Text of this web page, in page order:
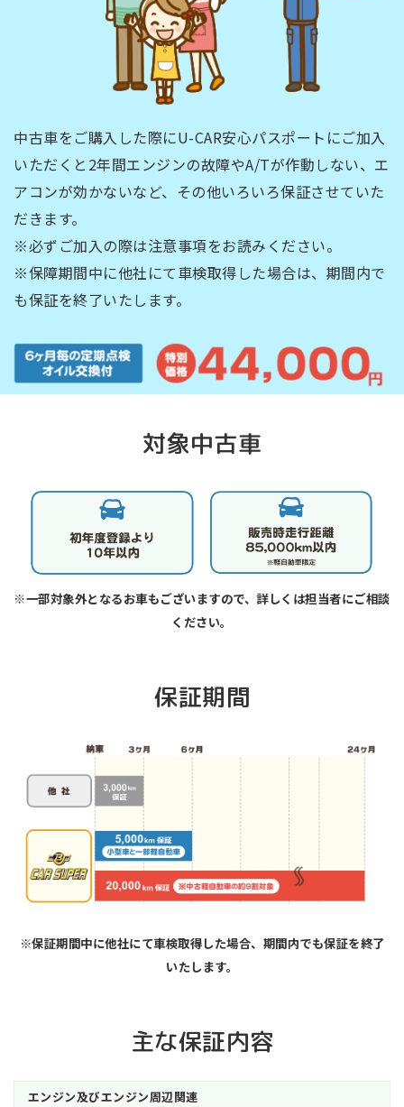
中古車をご購入した際にU-CAR安心パスポートにご加入
いただくと2年間エンジンの故障やA/Tが作動しない、エ
アコンが効かないなど、その他いろいろ保証させていた
だきます。
※必ずご加入の際は注意事項をお読みください。
※保障期間中に他社にて車検取得した場合は、期間内で
も保証を終了いたします。
対象中古車
※一部対象外となるお車もございますので、詳しくは担当者にご相談
ください。
保証期間
※保証期間中に他社にて車検取得した場合、期間内でも保証を終了
いたします。
主な保証内容
エンジン及びエンジン周辺関連